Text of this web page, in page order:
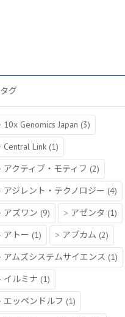
タグ
10x Genomics Japan (3)
Central Link (1)
アクティブ・モティフ (2)
アジレント・テクノロジー (4)
アズワン (9) アゼンタ (1)
アトー (1) アブカム (2)
アムズシステムサイエンス (1)
イルミナ (1)
エッペンドルフ (1)